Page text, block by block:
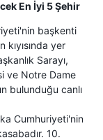
En İyi 5 Şehir
başkenti
yer
Sarayı,
ve Notre Dame
bulunduğu canlı
Cumhuriyeti'nin
10.